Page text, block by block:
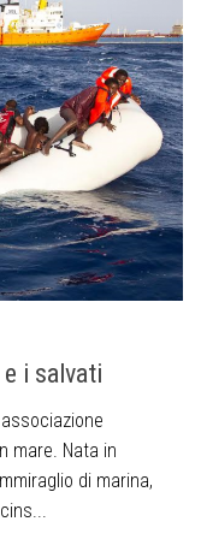
i salvati
mare. Nata in
di marina,